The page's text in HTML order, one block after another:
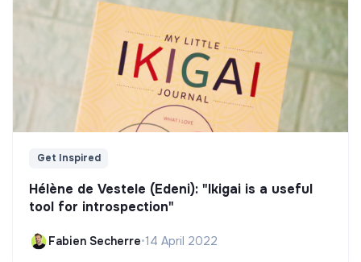
Get Inspired
Hélène de Vestele (Edeni): "Ikigai is a useful
tool for introspection"
Fabien Secherre•14 April 2022